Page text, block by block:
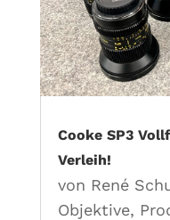
Cooke SP3
Verleih!
von René
Objektive,